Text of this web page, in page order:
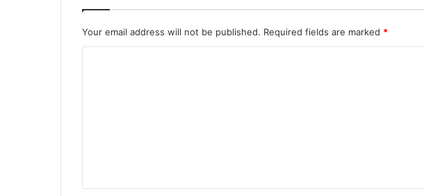
Your email address will not be published. Required fields are marked *